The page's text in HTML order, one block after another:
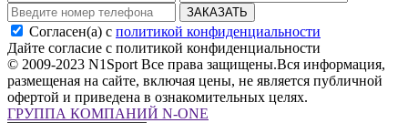
ЗАКАЗАТЬ
Согласен(а) с политикой конфиденциальности
Дайте согласие с политикой конфиденциальности
© 2009-2023 N1Sport Все права защищены.Вся информация,
размещеная на сайте, включая цены, не является публичной
офертой и приведена в ознакомительных целях.
ГРУППА КОМПАНИЙ N-ONE